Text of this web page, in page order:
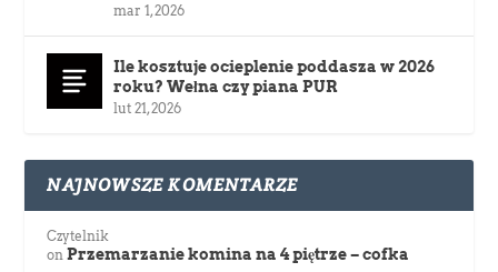
mar 1, 2026
Ile kosztuje ocieplenie poddasza w 2026
roku? Wełna czy piana PUR
lut 21, 2026
NAJNOWSZE KOMENTARZE
Czytelnik
onPrzemarzanie komina na 4 piętrze – cofka